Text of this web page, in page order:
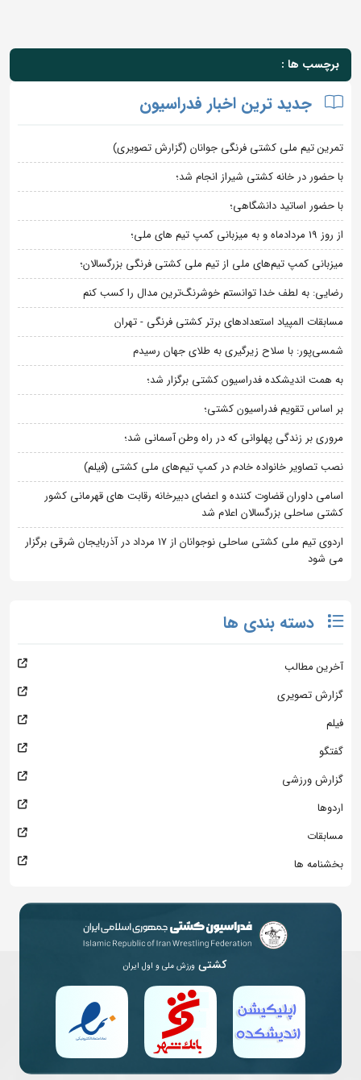
برچسب ها :
جدید ترین اخبار فدراسیون
تمرین تیم ملی کشتی فرنگی جوانان (گزارش تصویری)
با حضور در خانه کشتی شیراز انجام شد؛
با حضور اساتید دانشگاهی؛
از روز 19 مردادماه و به میزبانی کمپ تیم های ملی؛
میزبانی کمپ تیم‌های ملی از تیم ملی کشتی فرنگی بزرگسالان؛
رضایی: به لطف خدا توانستم خوشرنگ‌ترین مدال را کسب کنم
مسابقات المپیاد استعدادهای برتر کشتی فرنگی - تهران
شمسی‌پور: با سلاح زیرگیری به طلای جهان رسیدم
به همت اندیشکده فدراسیون کشتی برگزار شد؛
بر اساس تقویم فدراسیون کشتی؛
مروری بر زندگی پهلوانی که در راه وطن آسمانی شد؛
نصب تصاویر خانواده خادم در کمپ تیم‌های ملی کشتی (فیلم)
اسامی داوران قضاوت کننده و اعضای دبیرخانه رقابت های قهرمانی کشور
کشتی ساحلی بزرگسالان اعلام شد
اردوی تیم ملی کشتی ساحلی نوجوانان از 17 مرداد در آذربایجان شرقی برگزار
می شود
دسته بندی ها
آخرین مطالب
گزارش تصویری
فیلم
گفتگو
گزارش ورزشی
اردوها
مسابقات
بخشنامه ها
کشتی ورزش ملی و اول ایران